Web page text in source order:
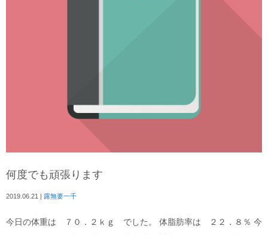
何度でも頑張ります
2019.06.21 | 露無要一千
今日の体重は ７０．２ｋｇ でした。 体脂肪率は ２２．８％ 今